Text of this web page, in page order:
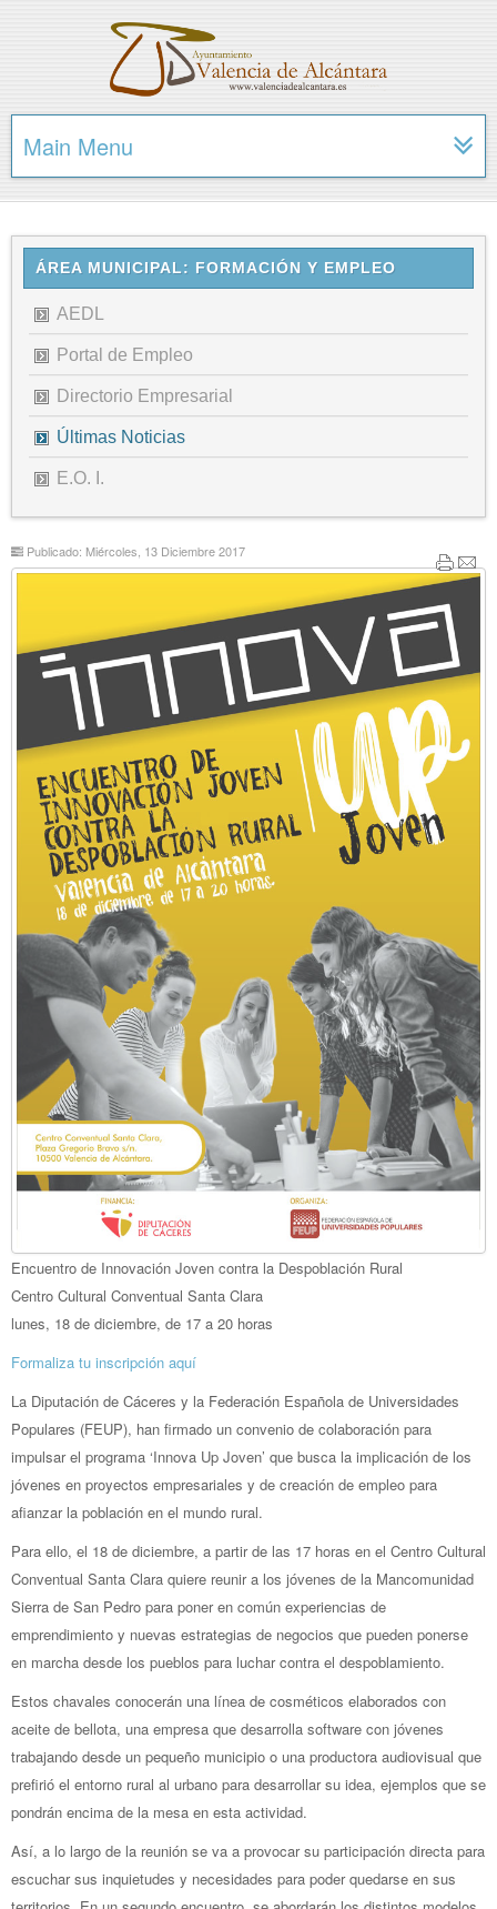
Main Menu
ÁREA MUNICIPAL: FORMACIÓN Y EMPLEO
AEDL
Portal de Empleo
Directorio Empresarial
Últimas Noticias
E.O. I.
Publicado: Miércoles, 13 Diciembre 2017
Encuentro de Innovación Joven contra la Despoblación Rural
Centro Cultural Conventual Santa Clara
lunes, 18 de diciembre, de 17 a 20 horas
Formaliza tu inscripción aquí
La Diputación de Cáceres y la Federación Española de Universidades
Populares (FEUP), han firmado un convenio de colaboración para
impulsar el programa ‘Innova Up Joven’ que busca la implicación de los
jóvenes en proyectos empresariales y de creación de empleo para
afianzar la población en el mundo rural.
Para ello, el 18 de diciembre, a partir de las 17 horas en el Centro Cultural
Conventual Santa Clara quiere reunir a los jóvenes de la Mancomunidad
Sierra de San Pedro para poner en común experiencias de
emprendimiento y nuevas estrategias de negocios que pueden ponerse
en marcha desde los pueblos para luchar contra el despoblamiento.
Estos chavales conocerán una línea de cosméticos elaborados con
aceite de bellota, una empresa que desarrolla software con jóvenes
trabajando desde un pequeño municipio o una productora audiovisual que
prefirió el entorno rural al urbano para desarrollar su idea, ejemplos que se
pondrán encima de la mesa en esta actividad.
Así, a lo largo de la reunión se va a provocar su participación directa para
escuchar sus inquietudes y necesidades para poder quedarse en sus